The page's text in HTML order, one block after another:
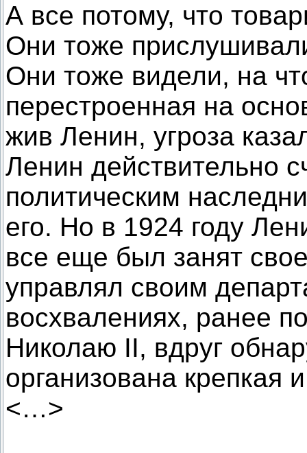
А все потому, что
Они тоже
Они тоже видели, на
перестроенная на
жив Ленин, угроза
Ленин действительно
политическим
его. Но в 1924 году
все еще был занят
управлял своим
восхвалениях, ранее
Николаю II, вдруг
организована крепкая
<…>